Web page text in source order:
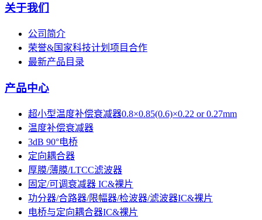
关于我们
公司简介
荣誉&国家科技计划项目合作
最新产品目录
产品中心
超小型温度补偿衰减器0.8×0.85(0.6)×0.22 or 0.27mm
温度补偿衰减器
3dB 90°电桥
定向耦合器
厚膜/薄膜/LTCC滤波器
固定/可调衰减器 IC&裸片
功分器/合路器/限幅器/检波器/滤波器IC&裸片
电桥与定向耦合器IC&裸片